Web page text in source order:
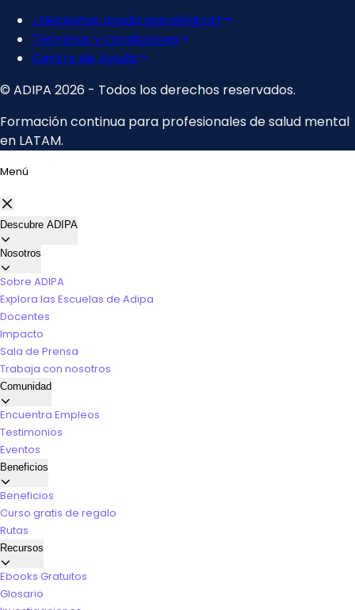
Menú
Descubre ADIPA
Nosotros
Sobre ADIPA
Explora las Escuelas de Adipa
Docentes
Impacto
Sala de Prensa
Trabaja con nosotros
Comunidad
Encuentra Empleos
Testimonios
Eventos
Beneficios
Beneficios
Curso gratis de regalo
Rutas
Recursos
Ebooks Gratuitos
Glosario